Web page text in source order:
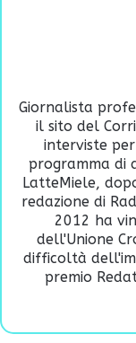
Giornalista
il sito del
interviste
programma di
LatteMiele,
redazione di
2012 ha
dell'Unione
difficoltà
premio